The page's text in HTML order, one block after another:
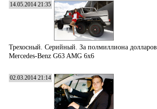
14.05.2014 21:35
Трехосный. Серийный. За полмиллиона долларов.
Mercedes-Benz G63 AMG 6x6
02.03.2014 21:14